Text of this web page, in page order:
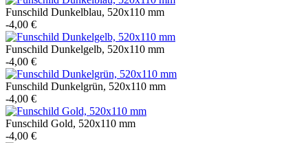
Funschild Dunkelblau, 520x110 mm
-4,00 €
Funschild Dunkelgelb, 520x110 mm
-4,00 €
Funschild Dunkelgrün, 520x110 mm
-4,00 €
Funschild Gold, 520x110 mm
-4,00 €